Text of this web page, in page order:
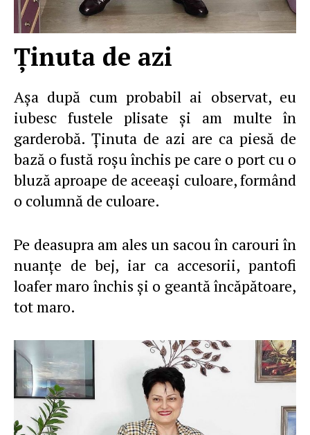
Ţinuta de azi
Aşa după cum probabil ai observat, eu
iubesc fustele plisate şi am multe în
garderobă. Ţinuta de azi are ca piesă de
bază o fustă roşu închis pe care o port cu o
bluză aproape de aceeaşi culoare, formând
o columnă de culoare.
Pe deasupra am ales un sacou în carouri în
nuanţe de bej, iar ca accesorii, pantofi
loafer maro închis şi o geantă încăpătoare,
tot maro.